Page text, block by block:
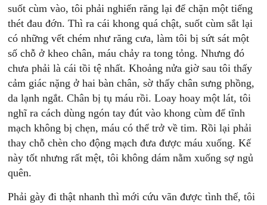
suốt cùm vào, tôi phải nghiến răng lại để chặn một tiếng
thét đau đớn. Thì ra cái khong quá chật, suốt cùm sắt lại
có những vết chém như răng cưa, làm tôi bị sứt sát một
số chỗ ở kheo chân, máu chảy ra tong tỏng. Nhưng đó
chưa phải là cái tồi tệ nhất. Khoảng nửa giờ sau tôi thấy
cảm giác nặng ở hai bàn chân, sờ thấy chân sưng phồng,
da lạnh ngắt. Chân bị tụ máu rồi. Loay hoay một lát, tôi
nghĩ ra cách dùng ngón tay đút vào khong cùm để tĩnh
mạch không bị chẹn, máu có thể trở về tim. Rồi lại phải
thay chỗ chèn cho động mạch đưa được máu xuống. Kế
này tốt nhưng rất mệt, tôi không dám nằm xuống sợ ngủ
quên.
Phải gày đi thật nhanh thì mới cứu vãn được tình thế, tôi